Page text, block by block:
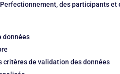
des participants
données
critères de validation des données